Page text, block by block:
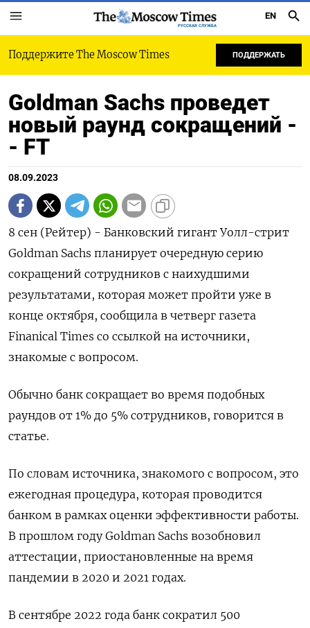
РУССКАЯ СЛУЖБА
EN
Поддержите The Moscow Times ПОДДЕРЖАТЬ
Goldman Sachs проведет
новый раунд сокращений -
- FT
08.09.2023
8 сен (Рейтер) - Банковский гигант Уолл-стрит
Goldman Sachs планирует очередную серию
сокращений сотрудников с наихудшими
результатами, которая может пройти уже в
конце октября, сообщила в четверг газета
Finanical Times со ссылкой на источники,
знакомые с вопросом.
Обычно банк сокращает во время подобных
раундов от 1% до 5% сотрудников, говорится в
статье.
По словам источника, знакомого с вопросом, это
ежегодная процедура, которая проводится
банком в рамках оценки эффективности работы.
В прошлом году Goldman Sachs возобновил
аттестации, приостановленные на время
пандемии в 2020 и 2021 годах.
В сентябре 2022 года банк сократил 500